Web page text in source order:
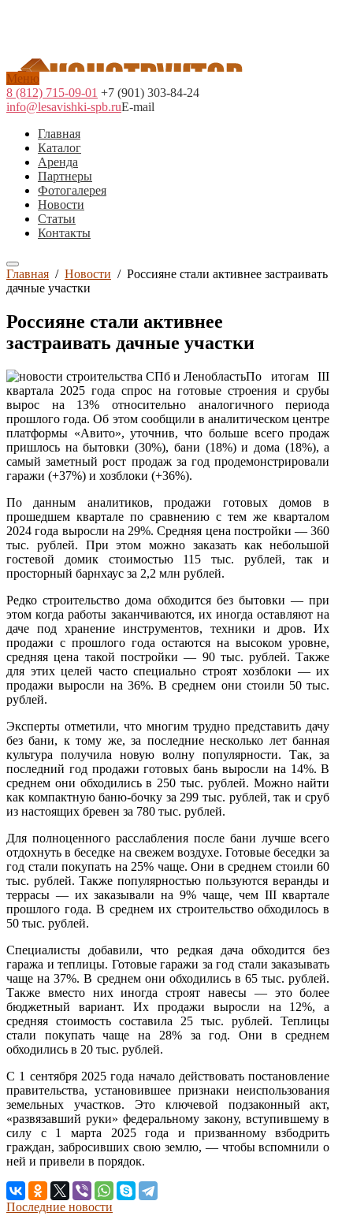
Меню
8 (812) 715-09-01 +7 (901) 303-84-24
info@lesavishki-spb.ruE-mail
Главная
Каталог
Аренда
Партнеры
Фотогалерея
Новости
Статьи
Контакты
Главная / Новости / Россияне стали активнее застраивать
дачные участки
Россияне стали активнее
застраивать дачные участки
По итогам III
квартала 2025 года спрос на готовые строения и срубы
вырос на 13% относительно аналогичного периода
прошлого года. Об этом сообщили в аналитическом центре
платформы «Авито», уточнив, что больше всего продаж
пришлось на бытовки (30%), бани (18%) и дома (18%), а
самый заметный рост продаж за год продемонстрировали
гаражи (+37%) и хозблоки (+36%).
По данным аналитиков, продажи готовых домов в
прошедшем квартале по сравнению с тем же кварталом
2024 года выросли на 29%. Средняя цена постройки — 360
тыс. рублей. При этом можно заказать как небольшой
гостевой домик стоимостью 115 тыс. рублей, так и
просторный барнхаус за 2,2 млн рублей.
Редко строительство дома обходится без бытовки — при
этом когда работы заканчиваются, их иногда оставляют на
даче под хранение инструментов, техники и дров. Их
продажи с прошлого года остаются на высоком уровне,
средняя цена такой постройки — 90 тыс. рублей. Также
для этих целей часто специально строят хозблоки — их
продажи выросли на 36%. В среднем они стоили 50 тыс.
рублей.
Эксперты отметили, что многим трудно представить дачу
без бани, к тому же, за последние несколько лет банная
культура получила новую волну популярности. Так, за
последний год продажи готовых бань выросли на 14%. В
среднем они обходились в 250 тыс. рублей. Можно найти
как компактную баню-бочку за 299 тыс. рублей, так и сруб
из настоящих бревен за 780 тыс. рублей.
Для полноценного расслабления после бани лучше всего
отдохнуть в беседке на свежем воздухе. Готовые беседки за
год стали покупать на 25% чаще. Они в среднем стоили 60
тыс. рублей. Также популярностью пользуются веранды и
террасы — их заказывали на 9% чаще, чем III квартале
прошлого года. В среднем их строительство обходилось в
50 тыс. рублей.
Специалисты добавили, что редкая дача обходится без
гаража и теплицы. Готовые гаражи за год стали заказывать
чаще на 37%. В среднем они обходились в 65 тыс. рублей.
Также вместо них иногда строят навесы — это более
бюджетный вариант. Их продажи выросли на 12%, а
средняя стоимость составила 25 тыс. рублей. Теплицы
стали покупать чаще на 28% за год. Они в среднем
обходились в 20 тыс. рублей.
С 1 сентября 2025 года начало действовать постановление
правительства, установившее признаки неиспользования
земельных участков. Это ключевой подзаконный акт,
«развязавший руки» федеральному закону, вступившему в
силу с 1 марта 2025 года и призванному взбодрить
граждан, забросивших свою землю, — чтобы вспомнили о
ней и привели в порядок.
Последние новости